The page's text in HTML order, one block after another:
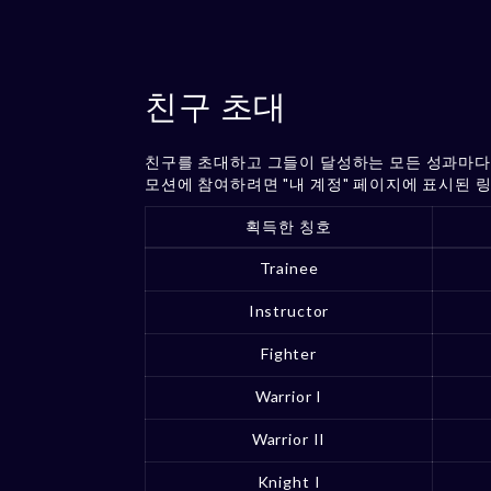
친구 초대
친구를 초대하고 그들이 달성하는 모든 성과마
모션에 참여하려면 "내 계정" 페이지에 표시된
획득한 칭호
Trainee
Instructor
Fighter
Warrior I
Warrior II
Knight I